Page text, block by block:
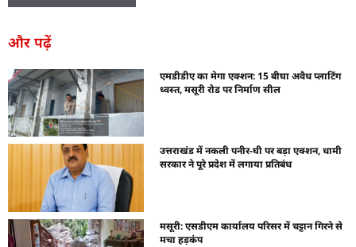
और पढ़ें
एमडीडीए का मेगा एक्शन: 15 बीघा अवैध प्लाटिंग
ध्वस्त, मसूरी रोड पर निर्माण सील
उत्तराखंड में नकली पनीर-घी पर बड़ा एक्शन, धामी
सरकार ने पूरे प्रदेश में लगाया प्रतिबंध
मसूरी: एसडीएम कार्यालय परिसर में चट्टान गिरने से
मचा हड़कंप